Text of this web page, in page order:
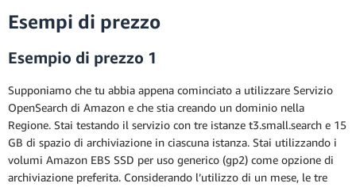
Esempi di prezzo
Esempio di prezzo 1
Supponiamo che tu abbia appena cominciato a utilizzare Servizio
OpenSearch di Amazon e che stia creando un dominio nella
Regione. Stai testando il servizio con tre istanze t3.small.search e 15
GB di spazio di archiviazione in ciascuna istanza. Stai utilizzando i
volumi Amazon EBS SSD per uso generico (gp2) come opzione di
archiviazione preferita. Considerando l’utilizzo di un mese, le tre